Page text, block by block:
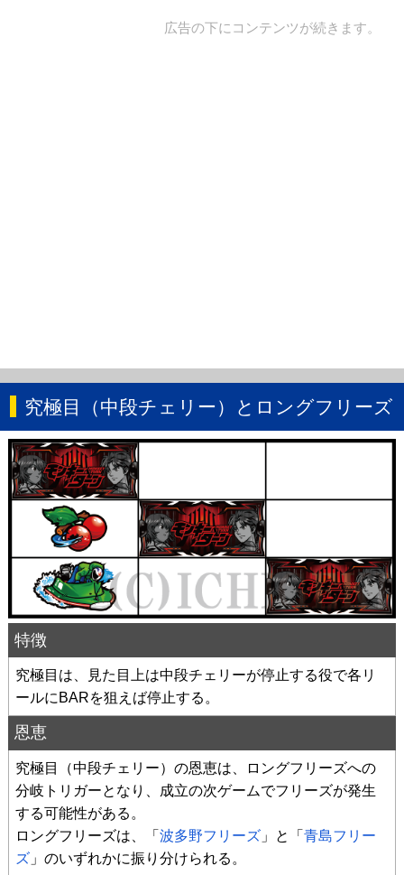
広告の下にコンテンツが続きます。
究極目（中段チェリー）とロングフリーズ
特徴
究極目は、見た目上は中段チェリーが停止する役で各リ
ールにBARを狙えば停止する。
恩恵
究極目（中段チェリー）の恩恵は、ロングフリーズへの
分岐トリガーとなり、成立の次ゲームでフリーズが発生
する可能性がある。
ロングフリーズは、「波多野フリーズ」と「青島フリー
ズ」のいずれかに振り分けられる。